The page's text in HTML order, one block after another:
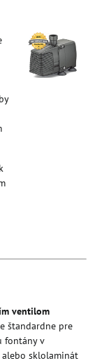
ventilom
štandardne pre
fontány v
sklolaminát